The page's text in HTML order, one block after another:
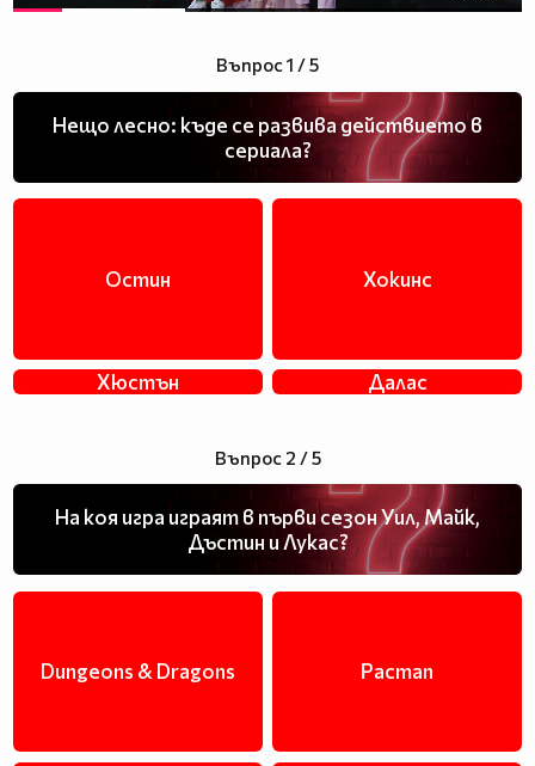
Въпрос 1 / 5
Нещо лесно: къде се развива действието в
сериала?
Остин Хокинс
Хюстън Далас
Въпрос 2 / 5
На коя игра играят в първи сезон Уил, Майк,
Дъстин и Лукас?
Dungeons & Dragons Pacman